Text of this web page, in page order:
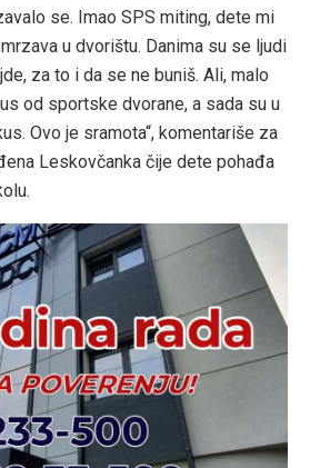
se. Imao SPS miting, dete mi
u dvorištu. Danima su se ljudi
za to i da se ne buniš. Ali, malo
od sportske dvorane, a sada su u
Ovo je sramota“, komentariše za
Leskovčanka čije dete pohađa